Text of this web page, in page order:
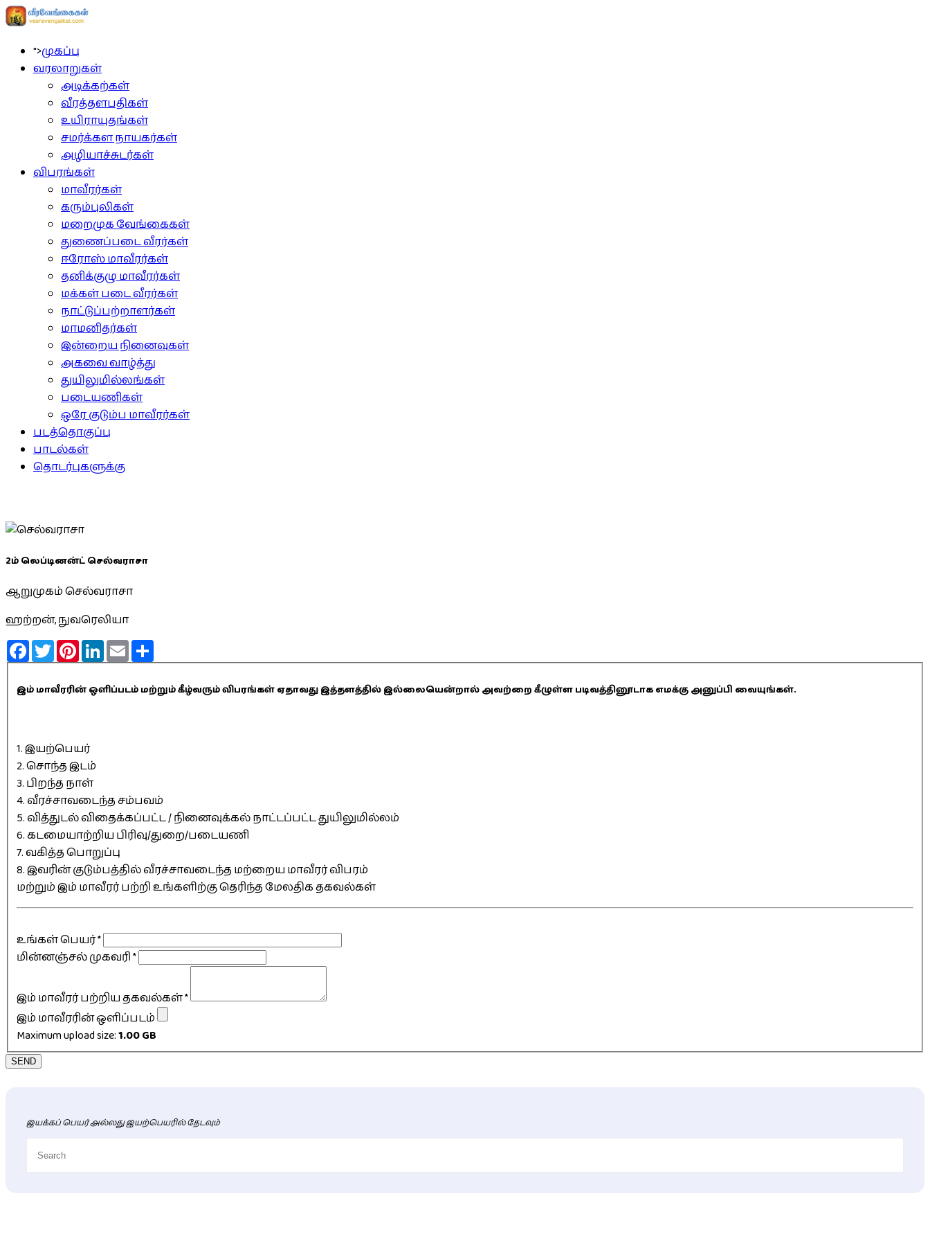
">முகப்பு
வரலாறுகள்
அடிக்கற்கள்
வீரத்தளபதிகள்
உயிராயுதங்கள்
சமர்க்கள நாயகர்கள்
அழியாச்சுடர்கள்
விபரங்கள்
மாவீரர்கள்
கரும்புலிகள்
மறைமுக வேங்கைகள்
துணைப்படை வீரர்கள்
ஈரோஸ் மாவீரர்கள்
தனிக்குழு மாவீரர்கள்
மக்கள் படை வீரர்கள்
நாட்டுப்பற்றாளர்கள்
மாமனிதர்கள்
இன்றைய நினைவுகள்
அகவை வாழ்த்து
துயிலுமில்லங்கள்
படையணிகள்
ஒரே குடும்ப மாவீரர்கள்
படத்தொகுப்பு
பாடல்கள்
தொடர்புகளுக்கு
2ம் லெப்டினன்ட் செல்வராசா
ஆறுமுகம் செல்வராசா
ஹற்றன், நுவரெலியா
FacebookTwitterPinterestLinkedInEmail
இம் மாவீரரின் ஒளிப்படம் மற்றும் கீழ்வரும் விபரங்கள் ஏதாவது இத்தளத்தில் இல்லையென்றால் அவற்றை கீழுள்ள படிவத்தினூடாக எமக்கு அனுப்பி வையுங்கள்.
1. இயற்பெயர்
2. சொந்த இடம்
3. பிறந்த நாள்
4. வீரச்சாவடைந்த சம்பவம்
5. வித்துடல் விதைக்கப்பட்ட / நினைவுக்கல் நாட்டப்பட்ட துயிலுமில்லம்
6. கடமையாற்றிய பிரிவு/துறை/படையணி
7. வகித்த பொறுப்பு
8. இவரின் குடும்பத்தில் வீரச்சாவடைந்த மற்றைய மாவீரர் விபரம்
மற்றும் இம் மாவீரர் பற்றி உங்களிற்கு தெரிந்த மேலதிக தகவல்கள்
உங்கள் பெயர்*
மின்னஞ்சல் முகவரி*
இம் மாவீரர் பற்றிய தகவல்கள்*
இம் மாவீரரின் ஒளிப்படம்
Maximum upload size:1.00 GB
SEND
இயக்கப் பெயர் அல்லது இயற்பெயரில் தேடவும்